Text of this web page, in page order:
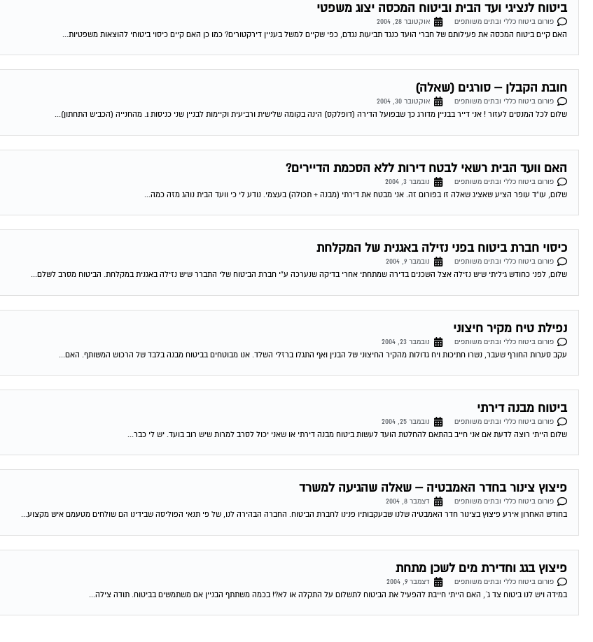
ביטוח לנציגי ועד הבית וביטוח המכסה יצוג משפטי
פורום ביטוח כללי ובתים משותפים
אוקטובר 28, 2004
האם קיים ביטוח המכסה את פעילותם של חברי הועד כנגד תביעות נגדם, כפי שקיים למשל בעניין דירקטורים? כמו כן האם קיים כיסוי ביטוחי להוצאות משפטיות...
חובת הקבלן – סורגים (שאלה)
פורום ביטוח כללי ובתים משותפים
אוקטובר 30, 2004
שלום לכל המנסים לעזור ! אני דייר בבניין מדורג כך שבפועל הדירה (דופלקס) הינה בקומה שלישית ורביעית וקיימות לבניין שני כניסות 1. מהחנייה (הכביש התחתון)...
האם וועד הבית רשאי לבטח דירות ללא הסכמת הדיירים?
פורום ביטוח כללי ובתים משותפים
נובמבר 3, 2004
שלום, עו"ד עופר הציע שאציג שאלה זו בפורום זה. אני מבטח את דירתי (מבנה + תכולה) בעצמי. נודע לי כי וועד הבית נוהג מזה כמה...
כיסוי חברת ביטוח בפני נזילה באגנית של המקלחת
פורום ביטוח כללי ובתים משותפים
נובמבר 9, 2004
שלום, לפני כחודש גיליתי שיש נזילה אצל השכנים בדירה שמתחתי אחרי בדיקה שנערכה ע"י חברת הביטוח שלי התברר שיש נזילה באגנית במקלחת. הביטוח מסרב לשלם...
נפילת טיח מקיר חיצוני
פורום ביטוח כללי ובתים משותפים
נובמבר 23, 2004
עקב סערות החורף שעבר, נשרו חתיכות ויח גדולות מהקיר החיצוני של הבנין ואף התגלו ברזלי השלד. אנו מבוטחים בביטוח מבנה בלבד של הרכוש המשותף. האם...
ביטוח מבנה דירתי
פורום ביטוח כללי ובתים משותפים
נובמבר 25, 2004
שלום הייתי רוצה לדעת אם אני חייב בהתאם להחלטת הועד לעשות ביטוח מבנה דירתי או שאני יכול לסרב למרות שיש רוב בועד. יש לי כבר...
פיצוץ צינור בחדר האמבטיה – שאלה שהגיעה למשרד
פורום ביטוח כללי ובתים משותפים
דצמבר 8, 2004
בחודש האחרון אירע פיצוץ בצינור חדר האמבטיה שלנו שבעקבותיו פנינו לחברת הביטוח. החברה הבהירה לנו, של פי תנאי הפוליסה שבידינו הם שולחים מטעמם איש מקצוע...
פיצוץ בגג וחדירת מים לשכן מתחת
פורום ביטוח כללי ובתים משותפים
דצמבר 9, 2004
במידה ויש לנו ביטוח צד ג´, האם הייתי חייבת להפעיל את הביטוח לתשלום על התקלה או לא?! בכמה משתתף הבניין אם משתמשים בביטוח. תודה צילה...